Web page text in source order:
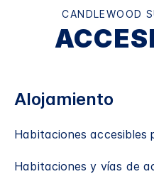
CANDLEWOOD
Alojamiento
Habitaciones accesibles
Habitaciones y vías de